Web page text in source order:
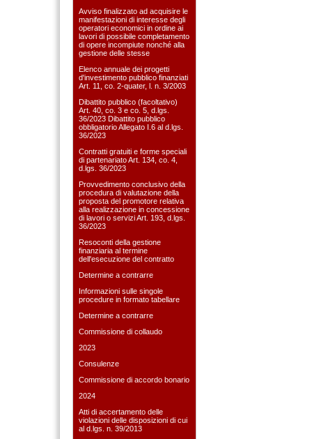
Avviso finalizzato ad acquisire le
manifestazioni di interesse degli
operatori economici in ordine ai
lavori di possibile completamento
di opere incompiute nonché alla
gestione delle stesse
Elenco annuale dei progetti
d'investimento pubblico finanziati
Art. 11, co. 2-quater, l. n. 3/2003
Dibattito pubblico (facoltativo)
Art. 40, co. 3 e co. 5, d.lgs.
36/2023 Dibattito pubblico
obbligatorio Allegato I.6 al d.lgs.
36/2023
Contratti gratuiti e forme speciali
di partenariato Art. 134, co. 4,
d.lgs. 36/2023
Provvedimento conclusivo della
procedura di valutazione della
proposta del promotore relativa
alla realizzazione in concessione
di lavori o servizi Art. 193, d.lgs.
36/2023
Resoconti della gestione
finanziaria al termine
dell'esecuzione del contratto
Determine a contrarre
Informazioni sulle singole
procedure in formato tabellare
Determine a contrarre
Commissione di collaudo
2023
Consulenze
Commissione di accordo bonario
2024
Atti di accertamento delle
violazioni delle disposizioni di cui
al d.lgs. n. 39/2013